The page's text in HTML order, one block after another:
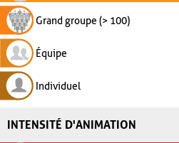
Grand groupe (> 100)
Équipe
Individuel
INTENSITÉ D'ANIMATION